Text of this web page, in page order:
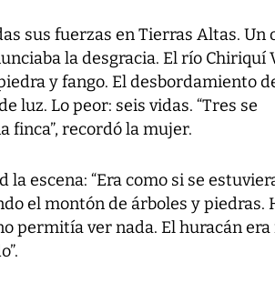
sus fuerzas en Tierras Altas. Un
la desgracia. El río Chiriquí
y fango. El desbordamiento
luz. Lo peor: seis vidas. “Tres se
finca”, recordó la mujer.
escena: “Era como si se
el montón de árboles y piedras.
permitía ver nada. El huracán